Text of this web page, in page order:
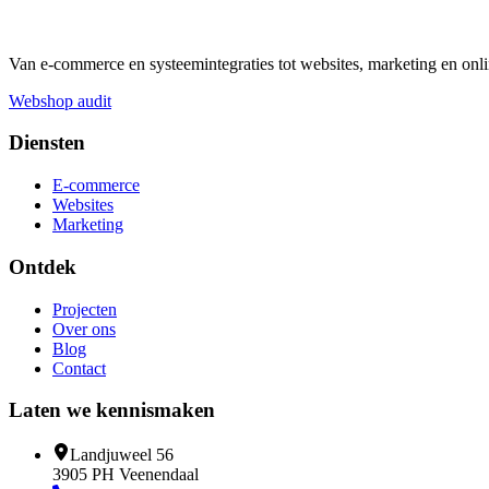
Van e-commerce en systeemintegraties tot websites, marketing en
Webshop audit
Diensten
E-commerce
Websites
Marketing
Ontdek
Projecten
Over ons
Blog
Contact
Laten we kennismaken
Landjuweel 56
3905 PH Veenendaal